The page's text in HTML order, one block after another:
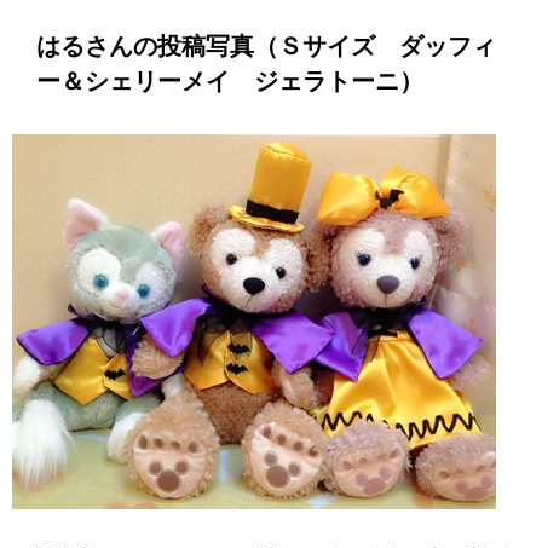
はるさんの投稿写真（Ｓサイズ ダッフィ
ー＆シェリーメイ ジェラトーニ）